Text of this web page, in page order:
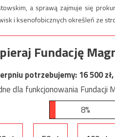
a sprawą zajmuje się
i ksenofobicznych określeń ze
Fundację
potrzebujemy:16 500
dla funkcjonowania Fundacji
8%